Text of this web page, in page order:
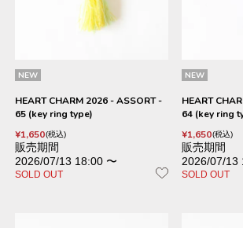
NEW
HEART CHARM 2026 - ASSORT -
65 (key ring type)
¥1,650 税込
販売期間
2026/07/13 18:00 〜
SOLD OUT
NEW
HEART
64 (key ring
¥1,650 税込
販売期間
2026/07/13
SOLD OUT